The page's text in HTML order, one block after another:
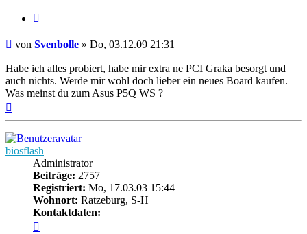
Beitrag
von Svenbolle » Do, 03.12.09 21:31
Habe ich alles probiert, habe mir extra ne PCI Graka besorgt und
auch nichts. Werde mir wohl doch lieber ein neues Board kaufen.
Was meinst du zum Asus P5Q WS ?
biosflash
Administrator
Beiträge: 2757
Registriert: Mo, 17.03.03 15:44
Wohnort: Ratzeburg, S-H
Kontaktdaten: